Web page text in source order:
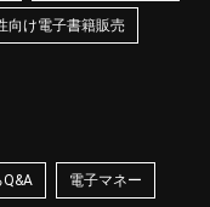
向け電子書籍販売
電子マネー